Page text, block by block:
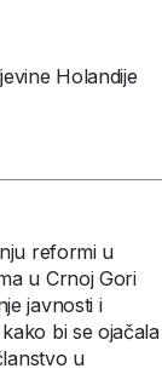
Holandije
reformi u
u Crnoj Gori
javnosti i
bi se ojačala
u